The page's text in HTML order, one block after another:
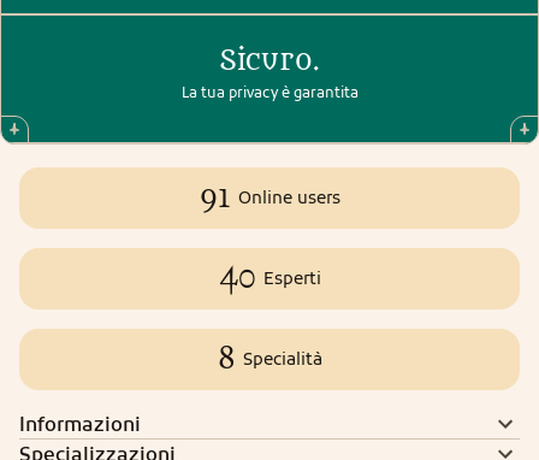
Sicuro.
La tua privacy è garantita
91 Online users
40 Esperti
8 Specialità
Informazioni
Specializzazioni